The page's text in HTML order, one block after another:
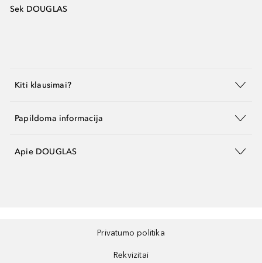
Sek DOUGLAS
Kiti klausimai?
Papildoma informacija
Apie DOUGLAS
Privatumo politika
Rekvizitai